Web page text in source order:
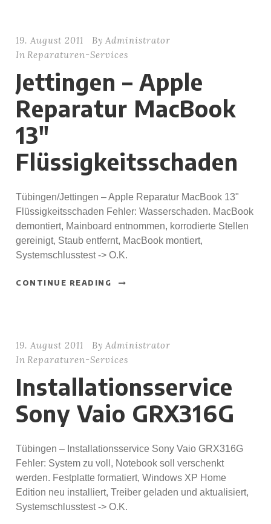
19. August 2011 By Administrator
In Reparaturen-Services
Jettingen – Apple
Reparatur MacBook
13″
Flüssigkeitsschaden
Tübingen/Jettingen – Apple Reparatur MacBook 13"
Flüssigkeitsschaden Fehler: Wasserschaden. MacBook
demontiert, Mainboard entnommen, korrodierte Stellen
gereinigt, Staub entfernt, MacBook montiert,
Systemschlusstest -> O.K.
CONTINUE READING
19. August 2011 By Administrator
In Reparaturen-Services
Installationsservice
Sony Vaio GRX316G
Tübingen – Installationsservice Sony Vaio GRX316G
Fehler: System zu voll, Notebook soll verschenkt
werden. Festplatte formatiert, Windows XP Home
Edition neu installiert, Treiber geladen und aktualisiert,
Systemschlusstest -> O.K.